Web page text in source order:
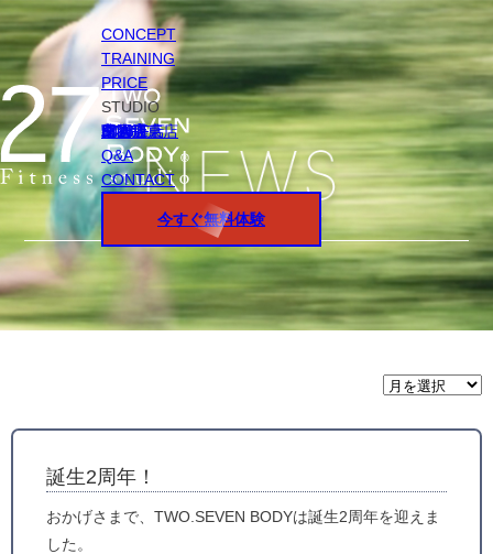
CONCEPT
TRAINING
PRICE
STUDIO
円山店
白石店
桑園店
北18条店
宮の沢店
環状通東店
STAFF
Q&A
CONTACT
今すぐ無料体験
月
間
ー
誕生2周年！
おかげさまで、TWO.SEVEN BODYは誕生2周年を迎えま
した。